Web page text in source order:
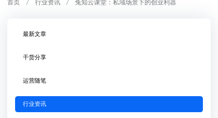
首页 行业资讯 兔知云课堂：私域场景下的创业利器
最新文章
干货分享
运营随笔
行业资讯